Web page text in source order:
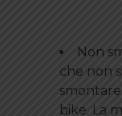
Non
che non
bike. La